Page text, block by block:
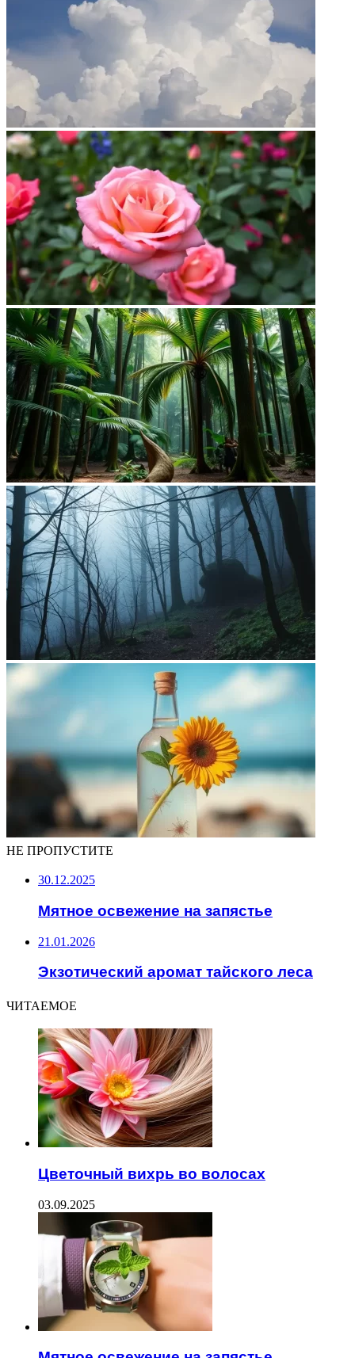
НЕ ПРОПУСТИТЕ
30.12.2025
Мятное освежение на запястье
21.01.2026
Экзотический аромат тайского леса
ЧИТАЕМОЕ
Цветочный вихрь во волосах
03.09.2025